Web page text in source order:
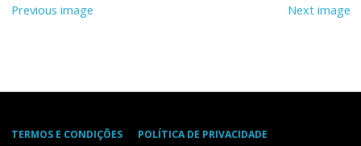
Previous image Next image
TERMOS E CONDIÇÕES
POLÍTICA DE PRIVACIDADE